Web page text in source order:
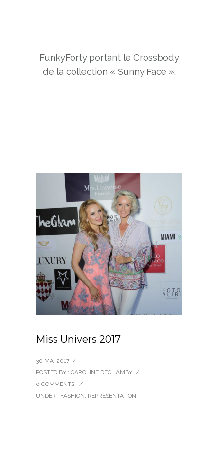
FunkyForty portant le Crossbody
de la collection « Sunny Face ».
Miss Univers 2017
30 MAI 2017 /
POSTED BY : CAROLINE DECHAMBY /
0 COMMENTS
/
UNDER : FASHION, REPRESENTATION